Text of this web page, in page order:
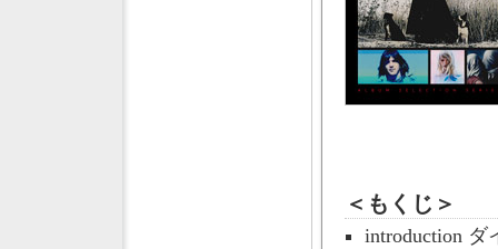
＜もくじ＞
introduction